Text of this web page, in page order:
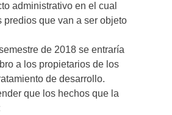
administrativo en el cual
predios que van a ser objeto
de 2018 se entraría
a los propietarios de los
de desarrollo.
que los hechos que la